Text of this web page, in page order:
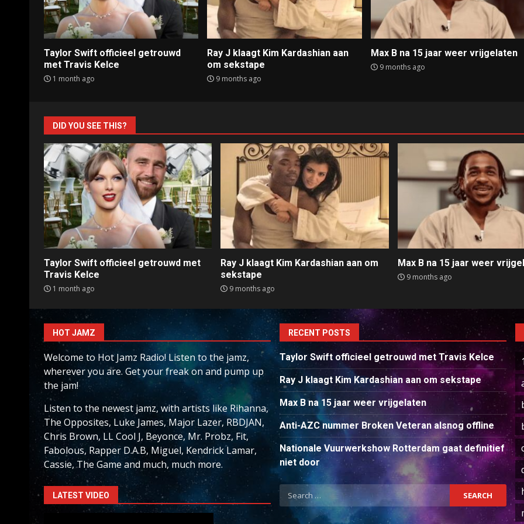
Taylor Swift officieel getrouwd
met Travis Kelce
1 month ago
Ray J klaagt Kim Kardashian aan
om sekstape
9 months ago
Max B na 15 jaar weer vrijgelaten
9 months ago
DID YOU SEE THIS?
Taylor Swift officieel getrouwd met
Travis Kelce
1 month ago
Ray J klaagt Kim Kardashian aan om
sekstape
9 months ago
Max B na 15 jaar weer
9 months ago
HOT JAMZ
Welcome to Hot Jamz Radio! Listen to the jamz,
wherever you are. Get your freak on and pump up
the jam!
Listen to the newest jamz, with artists like Rihanna,
The Opposites, Luke James, Major Lazer, RBDJAN,
Chris Brown, LL Cool J, Beyonce, Mr. Probz, Fit,
Fabolous, Rapper D.A.B, Miguel, Kendrick Lamar,
Cassie, The Game and much, much more.
LATEST VIDEO
RECENT POSTS
Taylor Swift officieel getrouwd met Travis Kelce
Ray J klaagt Kim Kardashian aan om sekstape
Max B na 15 jaar weer vrijgelaten
Anti-AZC nummer Broken Veteran alsnog offline
Nationale Vuurwerkshow Rotterdam gaat definitief
niet door
Search
for: